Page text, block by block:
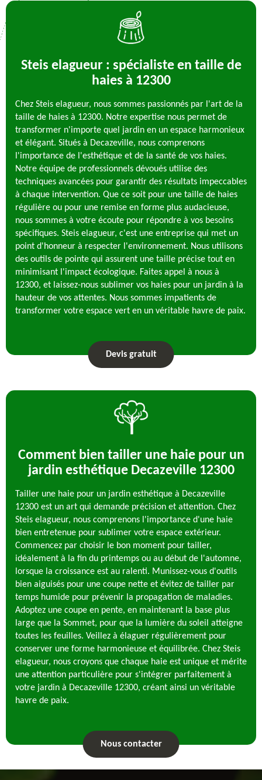
Steis elagueur : spécialiste en taille de
haies à 12300
Chez Steis elagueur, nous sommes passionnés par l'art de la
taille de haies à 12300. Notre expertise nous permet de
transformer n'importe quel jardin en un espace harmonieux
et élégant. Situés à Decazeville, nous comprenons
l'importance de l'esthétique et de la santé de vos haies.
Notre équipe de professionnels dévoués utilise des
techniques avancées pour garantir des résultats impeccables
à chaque intervention. Que ce soit pour une taille de haies
régulière ou pour une remise en forme plus audacieuse,
nous sommes à votre écoute pour répondre à vos besoins
spécifiques. Steis elagueur, c'est une entreprise qui met un
point d'honneur à respecter l'environnement. Nous utilisons
des outils de pointe qui assurent une taille précise tout en
minimisant l'impact écologique. Faites appel à nous à
12300, et laissez-nous sublimer vos haies pour un jardin à la
hauteur de vos attentes. Nous sommes impatients de
transformer votre espace vert en un véritable havre de paix.
Devis gratuit
Comment bien tailler une haie pour un
jardin esthétique Decazeville 12300
Tailler une haie pour un jardin esthétique à Decazeville
12300 est un art qui demande précision et attention. Chez
Steis elagueur, nous comprenons l'importance d'une haie
bien entretenue pour sublimer votre espace extérieur.
Commencez par choisir le bon moment pour tailler,
idéalement à la fin du printemps ou au début de l'automne,
lorsque la croissance est au ralenti. Munissez-vous d'outils
bien aiguisés pour une coupe nette et évitez de tailler par
temps humide pour prévenir la propagation de maladies.
Adoptez une coupe en pente, en maintenant la base plus
large que la Sommet, pour que la lumière du soleil atteigne
toutes les feuilles. Veillez à élaguer régulièrement pour
conserver une forme harmonieuse et équilibrée. Chez Steis
elagueur, nous croyons que chaque haie est unique et mérite
une attention particulière pour s'intégrer parfaitement à
votre jardin à Decazeville 12300, créant ainsi un véritable
havre de paix.
Nous contacter